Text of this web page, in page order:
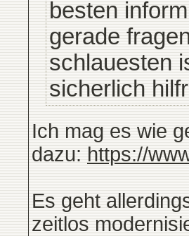
besten
gerade
schlauesten
sicherlich
Ich mag es wie
dazu: https://
Es geht
zeitlos